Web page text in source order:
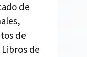
de
de
de